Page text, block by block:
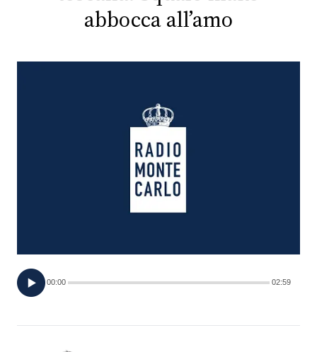
TV
PRINCIPATO
MONACO
abbocca all’amo
00:00 02:59